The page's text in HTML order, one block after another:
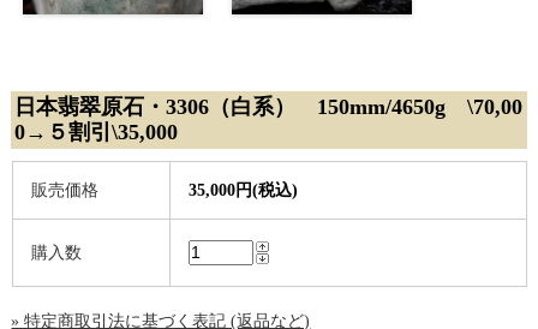
日本翡翠原石・3306（白系） 150mm/4650g \70,00
0→５割引\35,000
販売価格 35,000円(税込)
購入数
» 特定商取引法に基づく表記 (返品など)